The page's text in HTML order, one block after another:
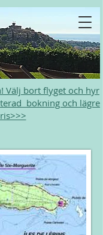
Välj bort flyget och hyr
bokning och lägre